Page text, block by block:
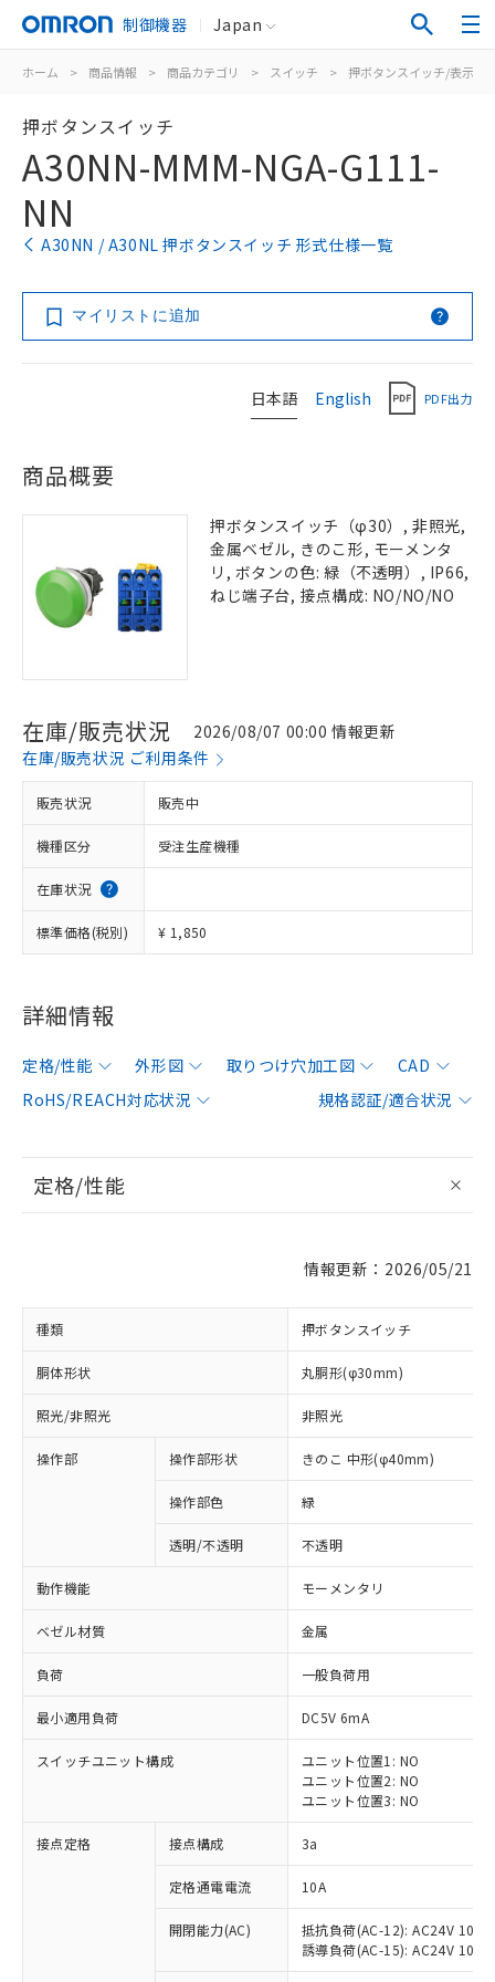
制御機器 Japan
ホーム > 商品情報 > 商品カテゴリ > スイッチ > 押ボタンスイッチ/表示灯
押ボタンスイッチ
A30NN-MMM-NGA-G111-
NN
A30NN / A30NL 押ボタンスイッチ 形式仕様一覧
マイリストに追加
日本語 English PDF出力
商品概要
押ボタンスイッチ（φ30）, 非照光,
金属ベゼル, きのこ形, モーメンタ
リ, ボタンの色: 緑（不透明）, IP66,
ねじ端子台, 接点構成: NO/NO/NO
在庫/販売状況
2026/08/07 00:00 情報更新
在庫/販売状況 ご利用条件
販売状況 販売中
機種区分 受注生産機種
在庫状況
標準価格(税別) ¥ 1,850
詳細情報
定格/性能 外形図 取りつけ穴加工図
CAD
RoHS/REACH対応状況
規格認証/適合状況
定格/性能
情報更新：2026/05/21
種類 押ボタンスイッチ
胴体形状 丸胴形(φ30mm)
照光/非照光 非照光
操作部 操作部形状 きのこ 中形(φ40mm)
操作部色 緑
透明/不透明 不透明
動作機能 モーメンタリ
ベゼル材質 金属
負荷 一般負荷用
最小適用負荷 DC5V 6mA
スイッチユニット構成
ユニット位置1: NO
ユニット位置2: NO
ユニット位置3: NO
接点定格 接点構成 3a
定格通電電流 10A
開閉能力(AC)
抵抗負荷(AC-12): AC24V 10A/
誘導負荷(AC-15): AC24V
※1 対応状況
対応済み：EU RoHS指令（10物質）の
非含有に対応した製品が提供可能な商品で
対応予定：EU RoHS指令（10物質）の非含